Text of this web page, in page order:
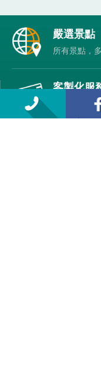
嚴選景點
所有景點，
客製化服
家庭/銀髮/